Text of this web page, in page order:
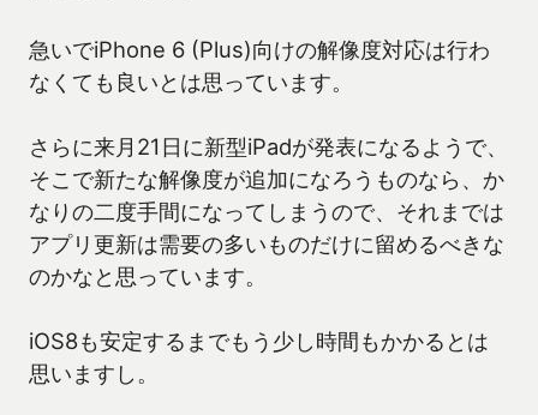
急いでiPhone 6 (Plus)向けの解像度対応は行わ
なくても良いとは思っています。
さらに来月21日に新型iPadが発表になるようで、
そこで新たな解像度が追加になろうものなら、か
なりの二度手間になってしまうので、それまでは
アプリ更新は需要の多いものだけに留めるべきな
のかなと思っています。
iOS8も安定するまでもう少し時間もかかるとは
思いますし。